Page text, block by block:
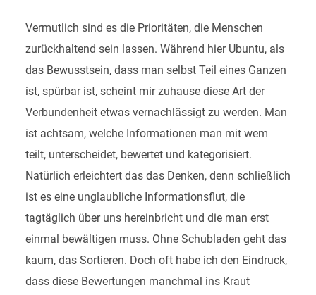
Vermutlich sind es die Prioritäten, die Menschen
zurückhaltend sein lassen. Während hier Ubuntu, als
das Bewusstsein, dass man selbst Teil eines Ganzen
ist, spürbar ist, scheint mir zuhause diese Art der
Verbundenheit etwas vernachlässigt zu werden. Man
ist achtsam, welche Informationen man mit wem
teilt, unterscheidet, bewertet und kategorisiert.
Natürlich erleichtert das das Denken, denn schließlich
ist es eine unglaubliche Informationsflut, die
tagtäglich über uns hereinbricht und die man erst
einmal bewältigen muss. Ohne Schubladen geht das
kaum, das Sortieren. Doch oft habe ich den Eindruck,
dass diese Bewertungen manchmal ins Kraut